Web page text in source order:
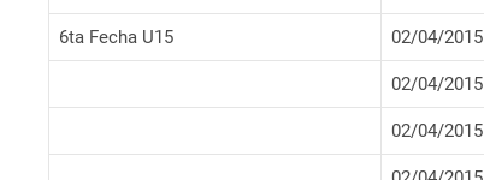
6ta Fecha U15 02/04/2015
02/04/2015
02/04/2015